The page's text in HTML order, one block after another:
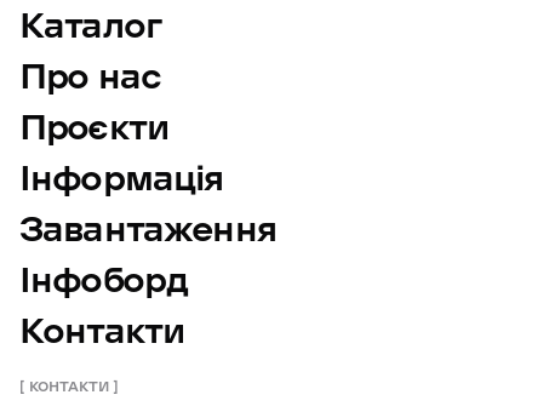
Каталог
Про нас
Проєкти
Інформація
Завантаження
Інфоборд
Контакти
КОНТАКТИ